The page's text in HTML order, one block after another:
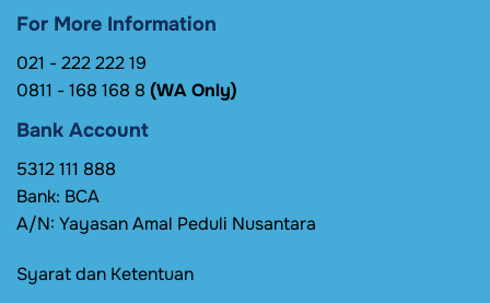
For More Information
021 - 222 222 19
0811 - 168 168 8 (WA Only)
Bank Account
5312 111 888
Bank: BCA
A/N: Yayasan Amal Peduli Nusantara
Syarat dan Ketentuan